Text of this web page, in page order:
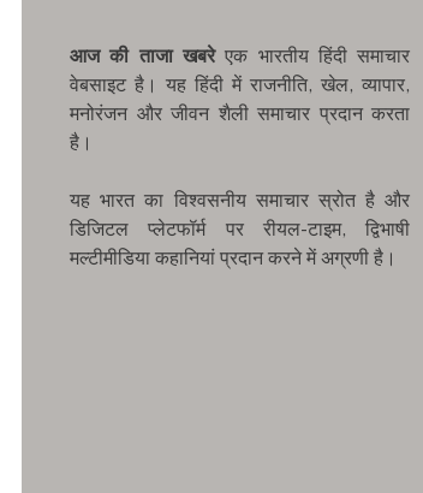
आज की ताजा खबरेएक भारतीय हिंदी समाचार
वेबसाइट है। यह हिंदी में राजनीति, खेल, व्यापार,
मनोरंजन और जीवन शैली समाचार प्रदान करता
है।
यह भारत का विश्वसनीय समाचार स्रोत है और
डिजिटल प्लेटफॉर्म पर रीयल-टाइम, द्विभाषी
मल्टीमीडिया कहानियां प्रदान करने में अग्रणी है।